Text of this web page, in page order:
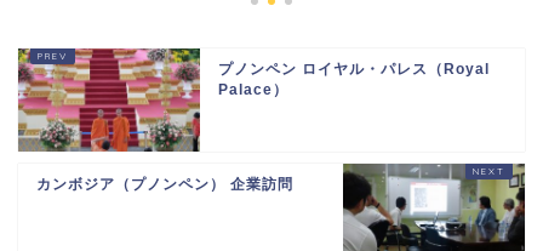
プノンペン ロイヤル・パレス（Royal
Palace）
カンボジア（プノンペン） 企業訪問